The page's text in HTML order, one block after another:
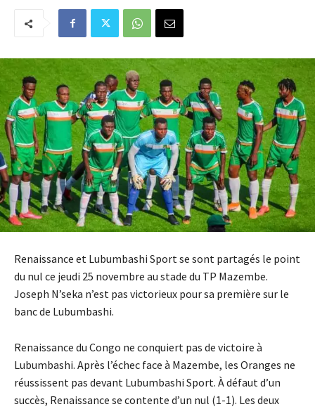
Renaissance et Lubumbashi Sport se sont partagés le point
du nul ce jeudi 25 novembre au stade du TP Mazembe.
Joseph N’seka n’est pas victorieux pour sa première sur le
banc de Lubumbashi.
Renaissance du Congo ne conquiert pas de victoire à
Lubumbashi. Après l’échec face à Mazembe, les Oranges ne
réussissent pas devant Lubumbashi Sport. À défaut d’un
succès, Renaissance se contente d’un nul (1-1). Les deux